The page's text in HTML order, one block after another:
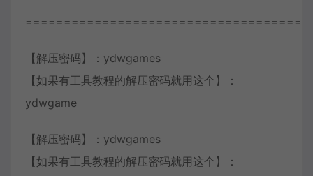
【解压密码】：ydwgames
【如果有工具教程的解压密码就用这个】：
ydwgame
【解压密码】：ydwgames
【如果有工具教程的解压密码就用这个】：